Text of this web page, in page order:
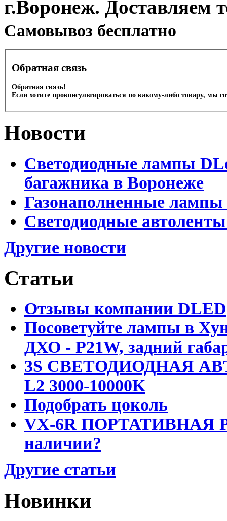
г.Воронеж. Доставляем
Cамовывоз бесплатно
Обратная связь
Обратная связь!
Если хотите проконсультироваться по какому-либо товару, мы
Новости
Светодиодные лампы
багажника в Воронеже
Газонаполненные
Светодиодные
Другие новости
Статьи
Отзывы компании DLED
Посоветуйте лампы в
ДХО - P21W, задний
3S СВЕТОДИОДНАЯ
L2 3000-10000K
Подобрать цоколь
VX-6R ПОРТАТИВНАЯ
наличии?
Другие статьи
Новинки